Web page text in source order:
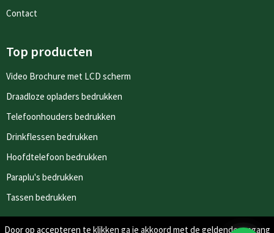
Contact
Top producten
Video Brochure met LCD scherm
Draadloze opladers bedrukken
Telefoonhouders bedrukken
Drinkflessen bedrukken
Hoofdtelefoon bedrukken
Paraplu's bedrukken
Tassen bedrukken
Door op accepteren te klikken ga je akkoord met de geldende omgang